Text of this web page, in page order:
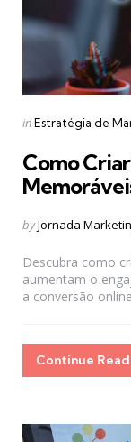
Categories
Posted
inEstratégia de
Como
Posted
byJornada
Descubra como
aumentam o
a conversão
Continue